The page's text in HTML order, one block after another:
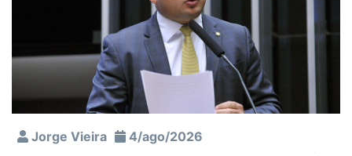
Jorge Vieira 4/ago/2026